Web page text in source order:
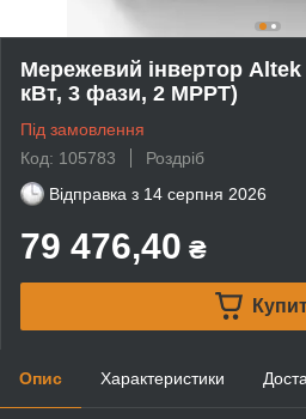
Мережевий інвертор Altek
кВт, 3 фази, 2 MPPT)
Під замовлення
Код: 105783
Роздріб
Відправка з 14 серпня 2026
79 476,40 ₴
Опис Характеристики